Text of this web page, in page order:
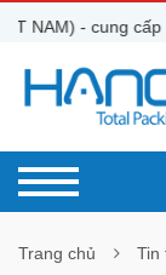
NAM) - cung cấp
Trang chủ Tin